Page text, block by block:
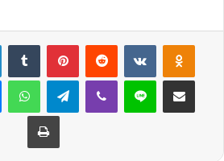
LinkedInTumblr PinterestReddit VKontakte
MessengerWhatsAppTelegramViber Line E-Posta ile
Yazdır